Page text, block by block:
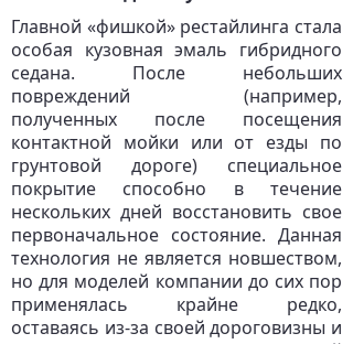
Главной «фишкой» рестайлинга стала
особая кузовная эмаль гибридного
седана. После небольших
повреждений (например,
полученных после посещения
контактной мойки или от езды по
грунтовой дороге) специальное
покрытие способно в течение
нескольких дней восстановить свое
первоначальное состояние. Данная
технология не является новшеством,
но для моделей компании до сих пор
применялась крайне редко,
оставаясь из-за своей дороговизны и